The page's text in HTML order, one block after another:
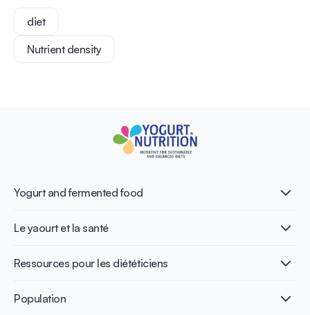
diet
Nutrient density
Yogurt and fermented food
Qu’est-ce que le yaourt ?
Nutri-dense food
Le yaourt et la santé
Healthy Diets & Lifestyle
Santé intestinale
Santé osseuse
Ressources pour les diététiciens
Publications
Infographics
Population